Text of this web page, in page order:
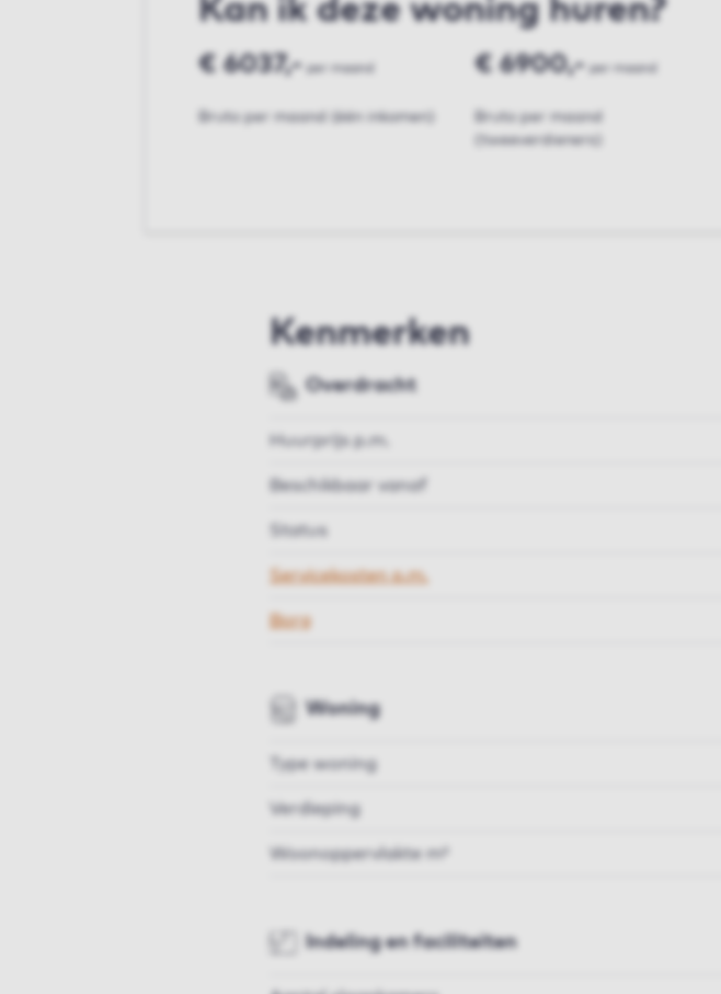
Kan ik deze woning huren?
€ 6037,- per maand
Bruto per maand (één inkomen)
€ 6900,- per maand
Bruto per maand
(tweeverdieners)
Kenmerken
Overdracht
Huurprijs p.m.
Beschikbaar vanaf
Status
Servicekosten p.m.
Borg
Woning
Type woning
Verdieping
Woonoppervlakte m²
Indeling en faciliteiten